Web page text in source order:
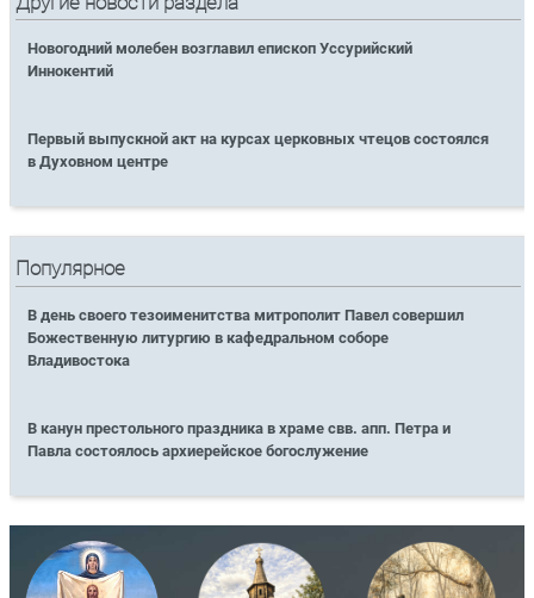
Новогодний молебен возглавил епископ Уссурийский
Иннокентий
Первый выпускной акт на курсах церковных чтецов состоялся
в Духовном центре
Популярное
В день своего тезоименитства митрополит Павел совершил
Божественную литургию в кафедральном соборе
Владивостока
В канун престольного праздника в храме свв. апп. Петра и
Павла состоялось архиерейское богослужение